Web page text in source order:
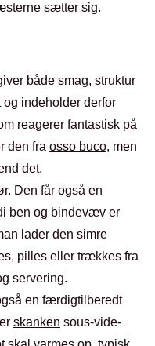
sætter sig.
både smag, struktur
og indeholder derfor
reagerer fantastisk på
den fra osso buco, men
det.
Den får også en
ben og bindevæv er
lader den simre
pilles eller trækkes fra
servering.
en færdigtilberedt
skanken sous-vide-